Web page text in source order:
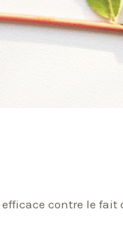
contre le fait